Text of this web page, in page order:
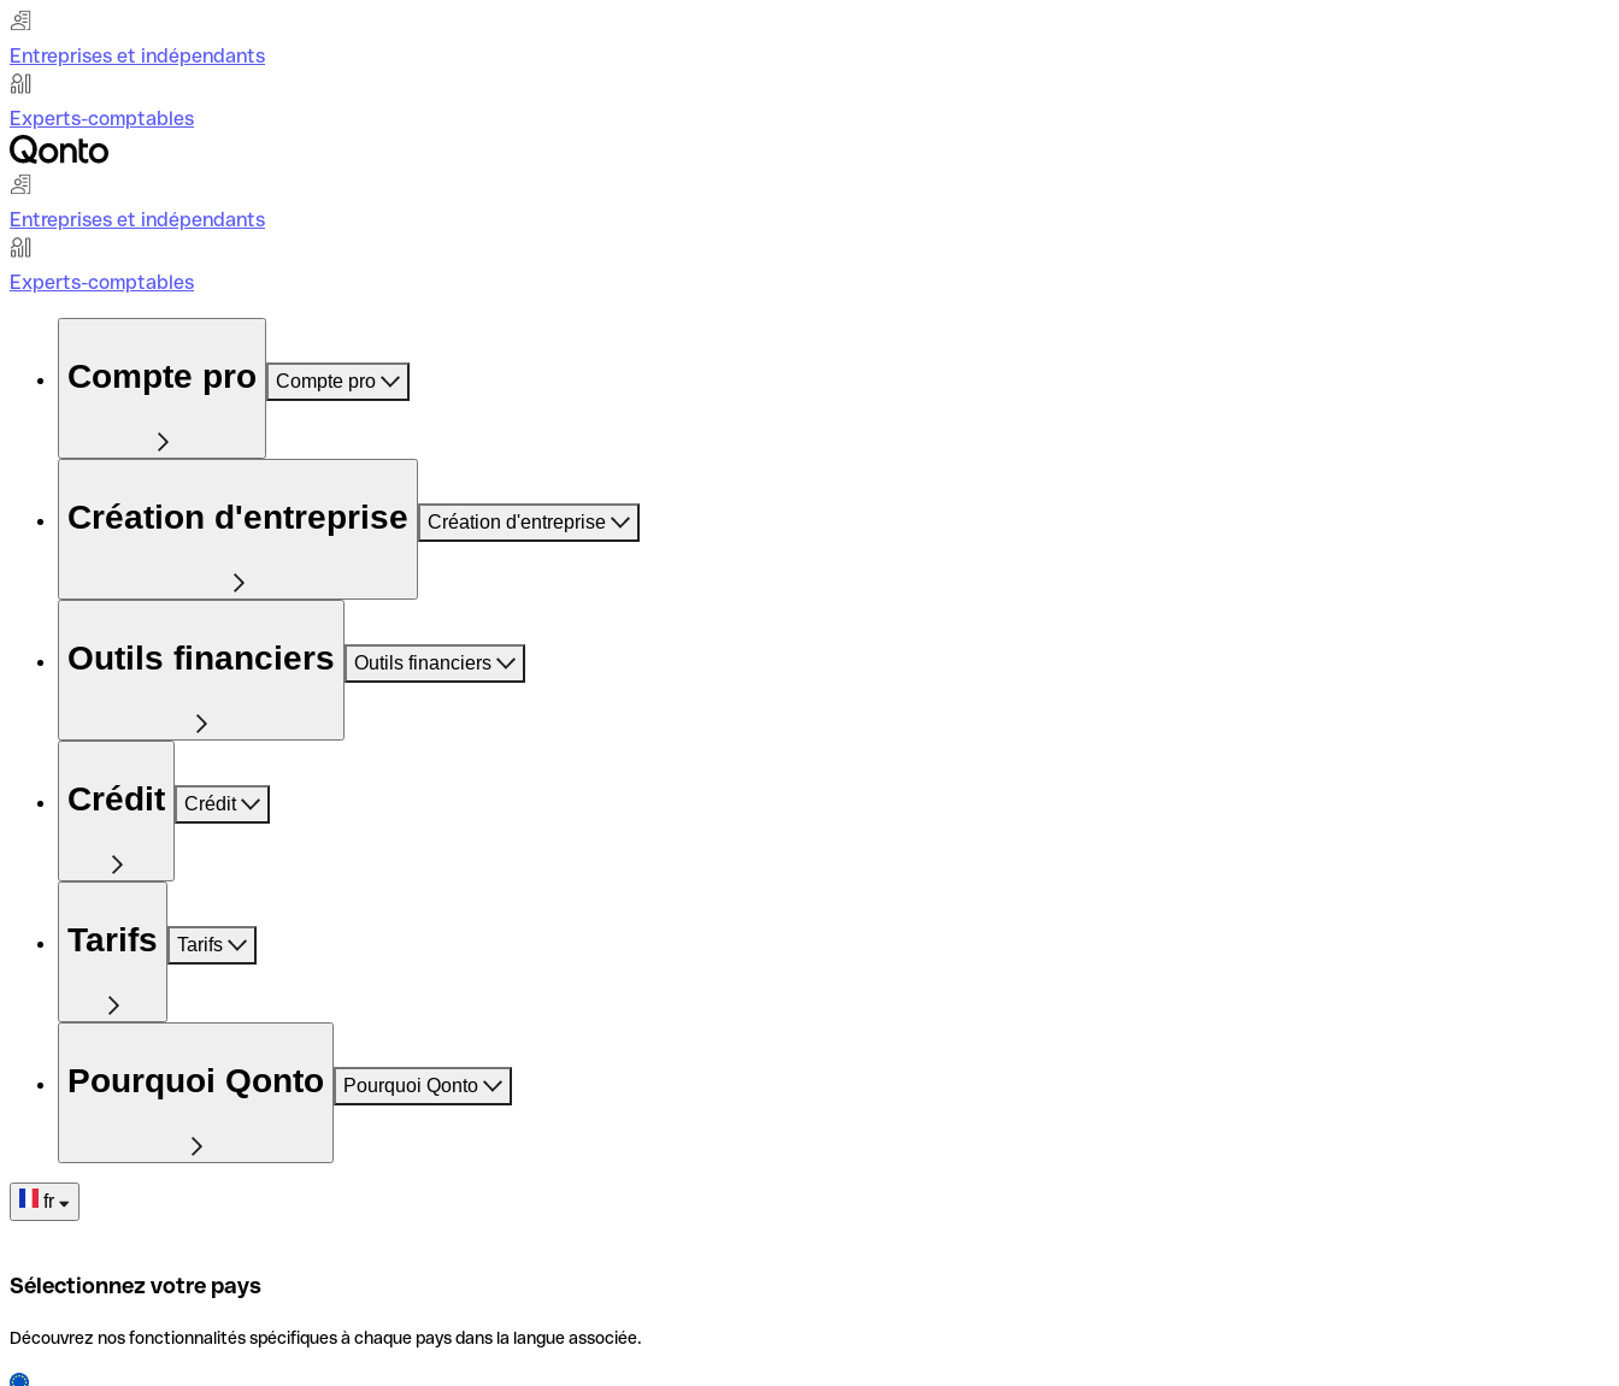
Entreprises et indépendants
Experts-comptables
Entreprises et indépendants
Experts-comptables
Compte pro Compte pro
Création d'entreprise Création d'entreprise
Outils financiers Outils financiers
Crédit Crédit
Tarifs Tarifs
Pourquoi Qonto Pourquoi Qonto
fr
Sélectionnez votre pays
Découvrez nos fonctionnalités spécifiques à chaque pays dans la langue associée.